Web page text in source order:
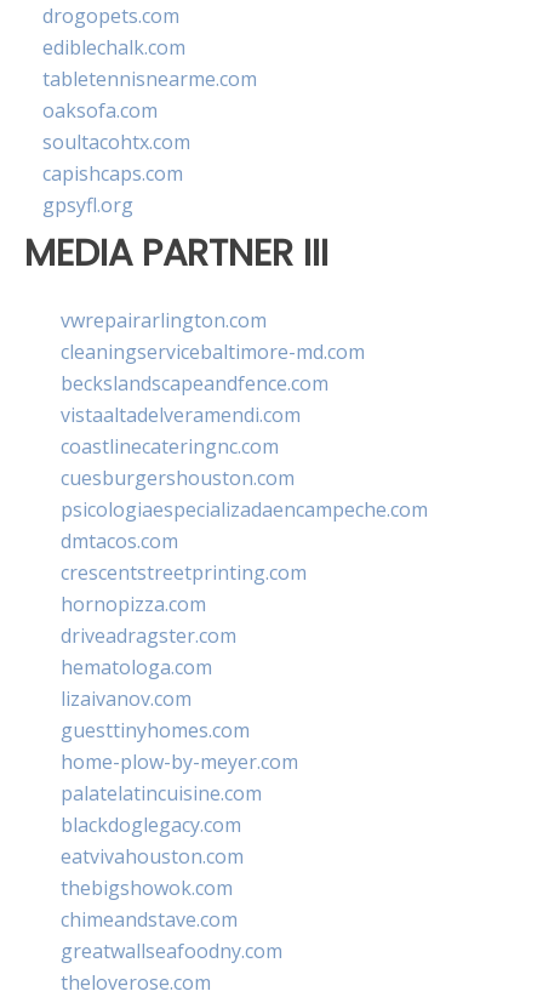
drogopets.com
ediblechalk.com
tabletennisnearme.com
oaksofa.com
soultacohtx.com
capishcaps.com
gpsyfl.org
MEDIA PARTNER III
vwrepairarlington.com
cleaningservicebaltimore-md.com
beckslandscapeandfence.com
vistaaltadelveramendi.com
coastlinecateringnc.com
cuesburgershouston.com
psicologiaespecializadaencampeche.com
dmtacos.com
crescentstreetprinting.com
hornopizza.com
driveadragster.com
hematologa.com
lizaivanov.com
guesttinyhomes.com
home-plow-by-meyer.com
palatelatincuisine.com
blackdoglegacy.com
eatvivahouston.com
thebigshowok.com
chimeandstave.com
greatwallseafoodny.com
theloverose.com